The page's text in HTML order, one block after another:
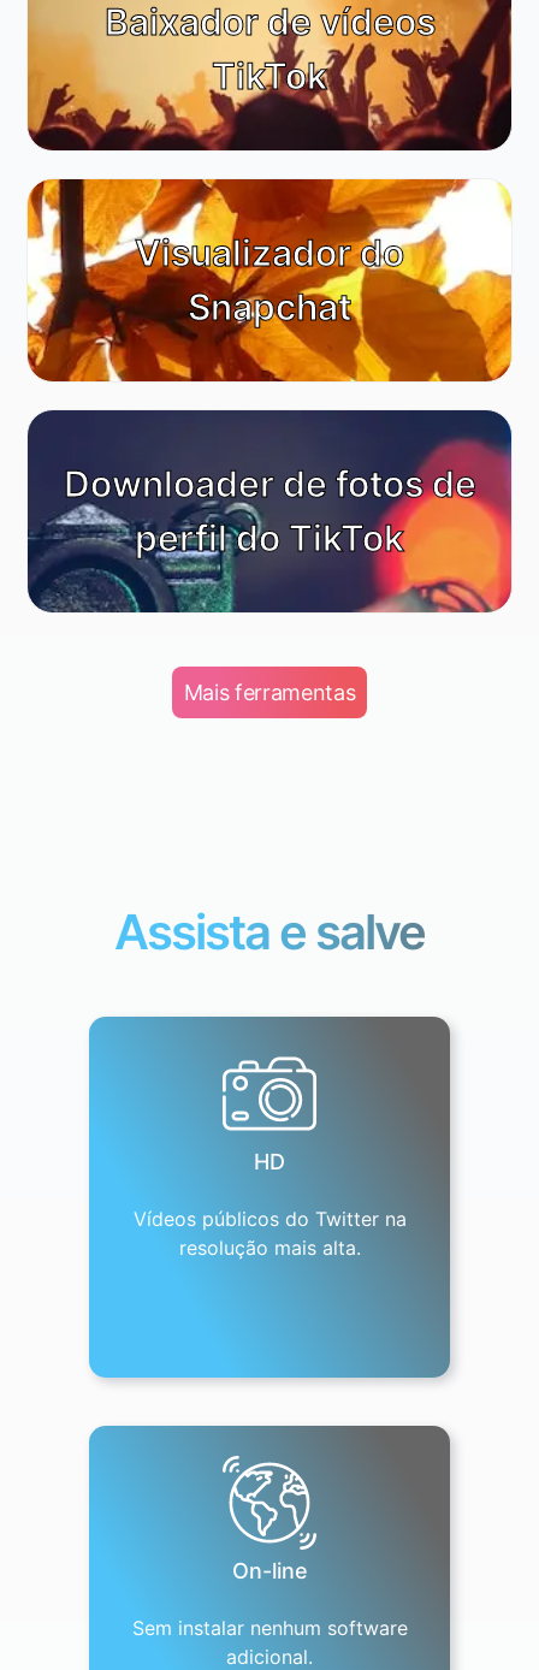
Baixador de vídeos
TikTok
Visualizador do
Snapchat
Downloader de fotos de
perfil do TikTok
Mais ferramentas
Assista e salve
HD
Vídeos públicos do Twitter na
resolução mais alta.
On-line
Sem instalar nenhum software
adicional.